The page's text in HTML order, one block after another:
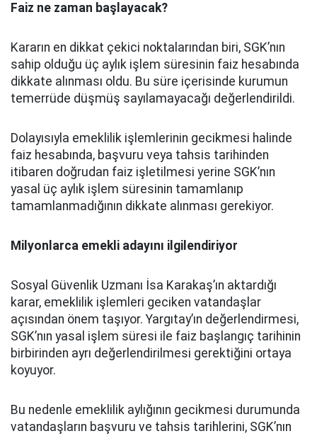
Faiz ne zaman başlayacak?
Kararın en dikkat çekici noktalarından biri, SGK’nın
sahip olduğu üç aylık işlem süresinin faiz hesabında
dikkate alınması oldu. Bu süre içerisinde kurumun
temerrüde düşmüş sayılamayacağı değerlendirildi.
Dolayısıyla emeklilik işlemlerinin gecikmesi halinde
faiz hesabında, başvuru veya tahsis tarihinden
itibaren doğrudan faiz işletilmesi yerine SGK’nın
yasal üç aylık işlem süresinin tamamlanıp
tamamlanmadığının dikkate alınması gerekiyor.
Milyonlarca emekli adayını ilgilendiriyor
Sosyal Güvenlik Uzmanı İsa Karakaş’ın aktardığı
karar, emeklilik işlemleri geciken vatandaşlar
açısından önem taşıyor. Yargıtay’ın değerlendirmesi,
SGK’nın yasal işlem süresi ile faiz başlangıç tarihinin
birbirinden ayrı değerlendirilmesi gerektiğini ortaya
koyuyor.
Bu nedenle emeklilik aylığının gecikmesi durumunda
vatandaşların başvuru ve tahsis tarihlerini, SGK’nın